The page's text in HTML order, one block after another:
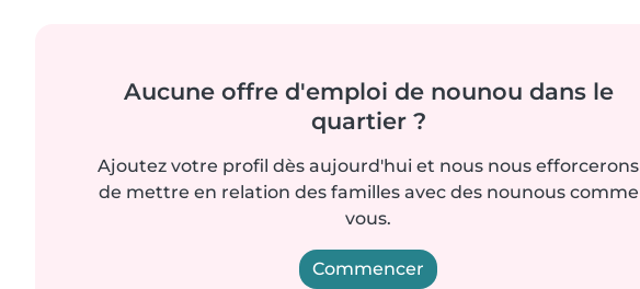
Aucune offre d'emploi de nounou dans le
quartier ?
Ajoutez votre profil dès aujourd'hui et nous nous efforcerons
de mettre en relation des familles avec des nounous comme
vous.
Commencer